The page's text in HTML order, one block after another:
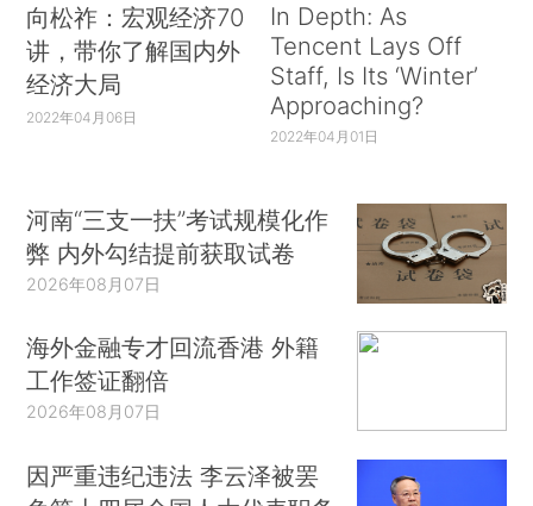
向松祚：宏观经济70
讲，带你了解国内外
经济大局
2022年04月06日
In Depth: As
Tencent Lays Off
Staff, Is Its ‘Winter’
Approaching?
2022年04月01日
河南“三支一扶”考试规模化作
弊 内外勾结提前获取试卷
2026年08月07日
海外金融专才回流香港 外籍
工作签证翻倍
2026年08月07日
因严重违纪违法 李云泽被罢